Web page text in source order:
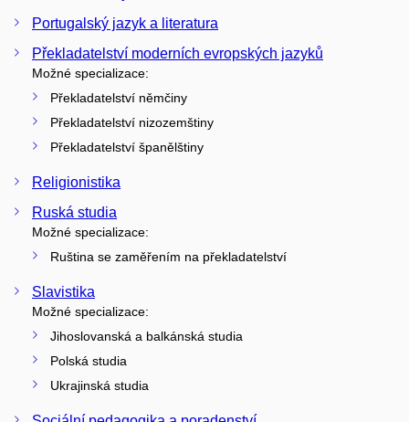
Portugalský jazyk a literatura
Překladatelství moderních evropských jazyků
Možné specializace:
Překladatelství němčiny
Překladatelství nizozemštiny
Překladatelství španělštiny
Religionistika
Ruská studia
Možné specializace:
Ruština se zaměřením na překladatelství
Slavistika
Možné specializace:
Jihoslovanská a balkánská studia
Polská studia
Ukrajinská studia